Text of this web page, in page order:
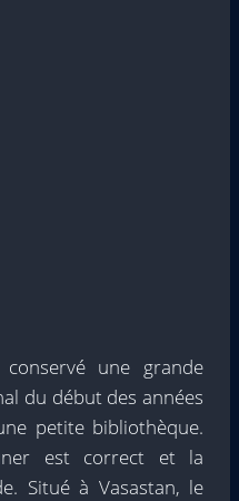
une grande
du début des années
petite bibliothèque.
est correct et la
Situé à Vasastan, le